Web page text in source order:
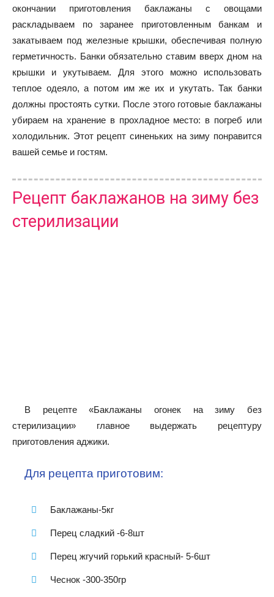
окончании приготовления баклажаны с овощами
раскладываем по заранее приготовленным банкам и
закатываем под железные крышки, обеспечивая полную
герметичность. Банки обязательно ставим вверх дном на
крышки и укутываем. Для этого можно использовать
теплое одеяло, а потом им же их и укутать. Так банки
должны простоять сутки. После этого готовые баклажаны
убираем на хранение в прохладное место: в погреб или
холодильник. Этот рецепт синеньких на зиму понравится
вашей семье и гостям.
Рецепт баклажанов на зиму без
стерилизации
В рецепте «Баклажаны огонек на зиму без
стерилизации» главное выдержать рецептуру
приготовления аджики.
Для рецепта приготовим:
Баклажаны-5кг
Перец сладкий -6-8шт
Перец жгучий горький красный- 5-6шт
Чеснок -300-350гр